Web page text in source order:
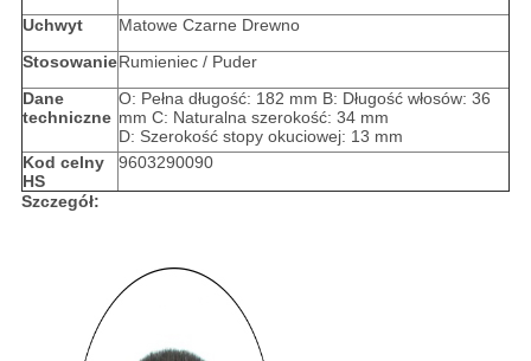
Uchwyt
Matowe Czarne Drewno
StosowanieRumieniec / Puder
Dane
techniczne
O: Pełna długość: 182 mm B: Długość włosów: 36
mm C: Naturalna szerokość: 34 mm
D: Szerokość stopy okuciowej: 13 mm
Kod celny
HS
9603290090
Szczegół: